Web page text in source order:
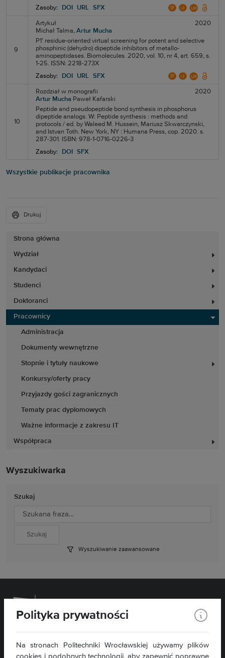
Strona główna
Wydział
Kandydaci
Studenci
Doktoranci
Pracownicy
Administracja
Dokumenty wewnętrzne
Stopnie i tytuły naukowe
Konkursy/oferty pracy
Przyjazdy gości zagranicznych
Tematy prac dyplomowych
Ważne informacje z zakresu IT
Współpraca
Wyszukiwarka
Szukaj
Wyszukiwanie zaawansowane
Zasoby:
DOI URL SFX
9
Artykuł
2020
Michał Talma, Artur Mucha
P1′ residue-oriented virtual screening for potent and selective
phosphinic (dehydro) dipeptide inhibitors of metallo-
aminopeptidases. Biomolecules. 2020, vol. 10, nr 4, art. 659, s.
1-25. ISSN: 2218-273X
Zasoby:
DOI URL SFX
10
Rozdział w monografii
2020
Artur Mucha Paweł Kafarski
Peptide and pseudopeptide bond synthesis in phosphorus
dipeptide analogs. W: Peptide synthesis : methods and
protocols / ed. by Waleed M. Hussein, Mariusz Skwarczynski,
and Istvan Toth. New York, NY : Humana Press, cop. 2020. s.
287-301. ISBN: 978-1-0716-0226-3
Zasoby:
DOI SFX
Wszystkie publikacje pracownika
Drukuj
Wydział Chemiczny
ul. C. K. Norwida 4/6
Polityka prywatności
Na stronach Politechniki Wrocławskiej używamy plików
cookies i podobnych technologii, aby zapewnić poprawne